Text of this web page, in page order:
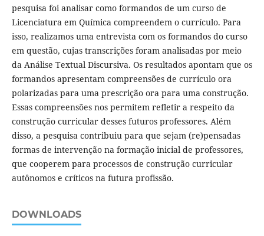
pesquisa foi analisar como formandos de um curso de
Licenciatura em Química compreendem o currículo. Para
isso, realizamos uma entrevista com os formandos do curso
em questão, cujas transcrições foram analisadas por meio
da Análise Textual Discursiva. Os resultados apontam que os
formandos apresentam compreensões de currículo ora
polarizadas para uma prescrição ora para uma construção.
Essas compreensões nos permitem refletir a respeito da
construção curricular desses futuros professores. Além
disso, a pesquisa contribuiu para que sejam (re)pensadas
formas de intervenção na formação inicial de professores,
que cooperem para processos de construção curricular
autônomos e críticos na futura profissão.
DOWNLOADS